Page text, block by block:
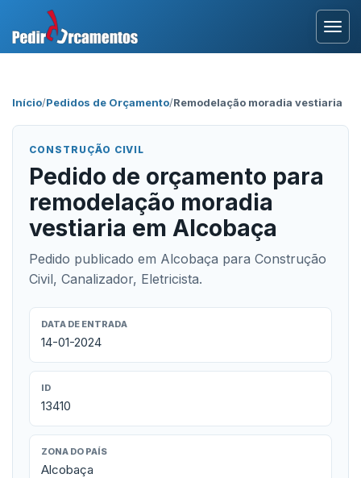
Início/Pedidos de Orçamento/Remodelação moradia vestiaria
CONSTRUÇÃO CIVIL
Pedido de orçamento para
remodelação moradia
vestiaria em Alcobaça
Pedido publicado em Alcobaça para Construção
Civil, Canalizador, Eletricista.
DATA DE ENTRADA
14-01-2024
ID
13410
ZONA DO PAÍS
Alcobaça
Área Profissional
Como Funciona?
Testemunhos